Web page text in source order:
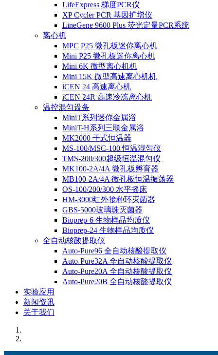
LifeExpress 梯度PCR仪
XP Cycler PCR 基因扩增仪
LineGene 9600 Plus 荧光定量PCR系统
离心机
MPC P25 微孔板迷你离心机
Mini P25 微孔板迷你离心机
Mini 6K 微型离心机机
Mini 15K 微型高速离心机机
iCEN 24 高速离心机
iCEN 24R 高速冷冻离心机
温控混匀设备
MiniT系列迷你金属浴
MiniT-H系列三联金属浴
MK2000 干式恒温器
MS-100/MSC-100 恒温混匀仪
TMS-200/300超级恒温混匀仪
MK100-2A/4A 微孔板孵育器
MB100-2A/4A 微孔板恒温振荡器
OS-100/200/300 水平摇床
HM-3000红外接种环灭菌器
GBS-5000玻璃珠灭菌器
Bioprep-6 生物样品均质仪
Bioprep-24 生物样品均质仪
全自动核酸提取仪
Auto-Pure96 全自动核酸提取仪
Auto-Pure32A 全自动核酸提取仪
Auto-Pure20A 全自动核酸提取仪
Auto-Pure20B 全自动核酸提取仪
实验应用
新闻资讯
关于我们